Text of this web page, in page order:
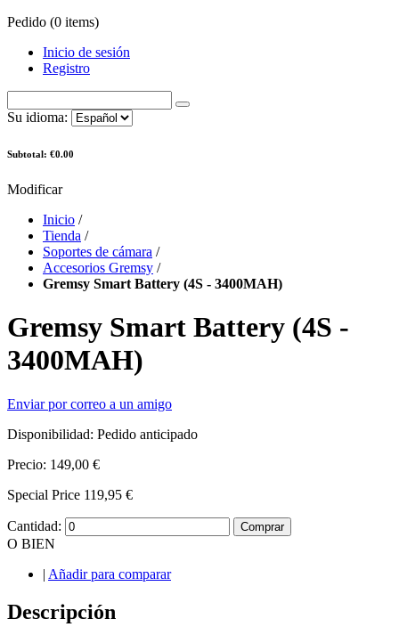
Pedido (0 items)
Inicio de sesión
Registro
Su idioma:
Subtotal: €0.00
Modificar
Inicio /
Tienda /
Soportes de cámara /
Accesorios Gremsy /
Gremsy Smart Battery (4S - 3400MAH)
Gremsy Smart Battery (4S -
3400MAH)
Enviar por correo a un amigo
Disponibilidad: Pedido anticipado
Precio: 149,00 €
Special Price 119,95 €
Cantidad: Comprar
O BIEN
| Añadir para comparar
Descripción